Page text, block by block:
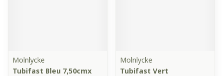
Molnlycke
Tubifast Bleu 7,50cmx
Molnlycke
Tubifast Vert